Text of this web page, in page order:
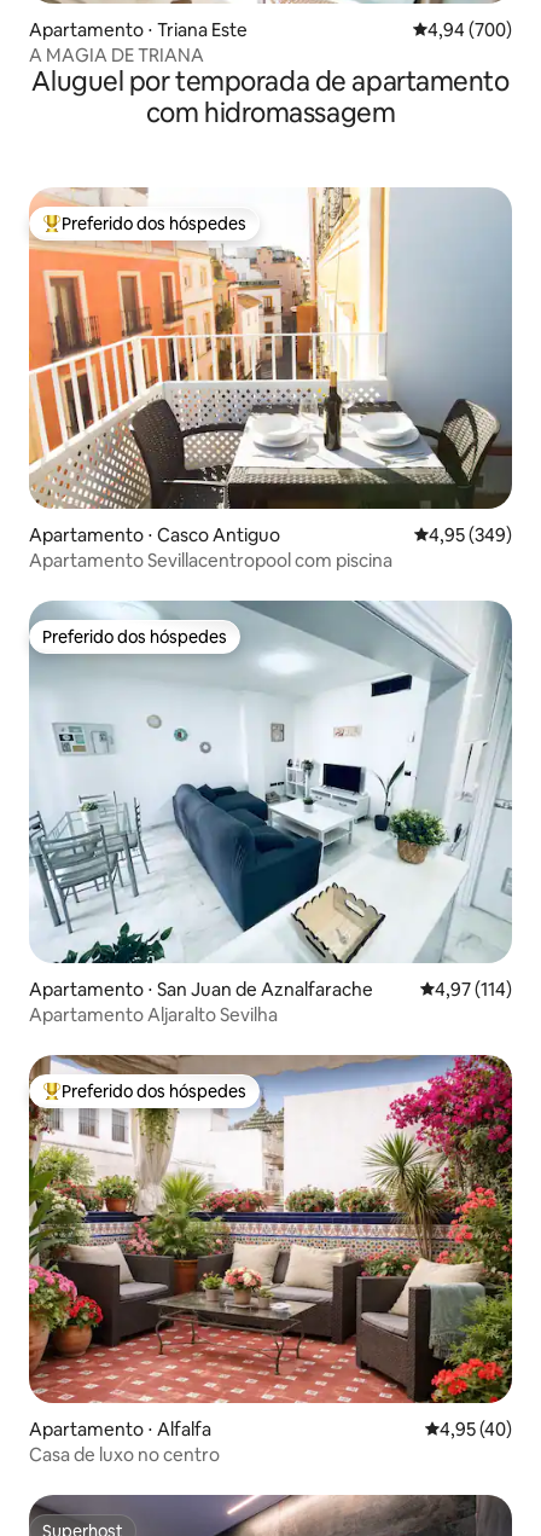
Apartamento ⋅ Triana Este 4,94 de uma
4,94 (700)
A MAGIA DE TRIANA
Aluguel por temporada de apartamento
com hidromassagem
Entre os melhores preferidos dos hóspedes
Preferido dos hóspedes
Apartamento ⋅ Casco Antiguo 4,95 de uma
4,95 (349)
Apartamento Sevillacentropool com piscina
Preferido dos hóspedes
Preferido dos hóspedes
Apartamento ⋅ San Juan de Aznalfarache 4,97 de uma
4,97 (114)
Apartamento Aljaralto Sevilha
Entre os melhores preferidos dos hóspedes
Preferido dos hóspedes
Apartamento ⋅ Alfalfa 4,95 de uma
4,95 (40)
Casa de luxo no centro